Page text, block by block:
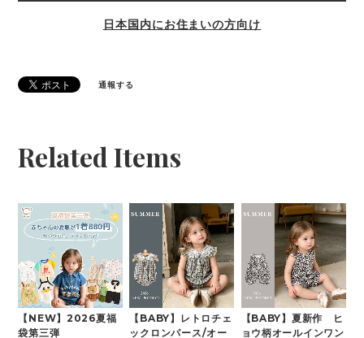
日本国内にお住まいの方向け
通報する
Related Items
【NEW】2026夏福
袋第三弾
【BABY】レトロチェ
ックロンパース/オー
【BABY】夏新作 ヒ
ョウ柄オールインワン